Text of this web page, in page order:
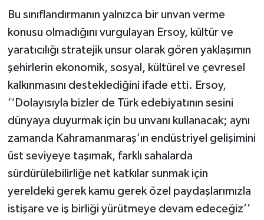
Bu sınıflandırmanın yalnızca bir unvan verme
konusu olmadığını vurgulayan Ersoy, kültür ve
yaratıcılığı stratejik unsur olarak gören yaklaşımın
şehirlerin ekonomik, sosyal, kültürel ve çevresel
kalkınmasını desteklediğini ifade etti. Ersoy,
‘‘Dolayısıyla bizler de Türk edebiyatının sesini
dünyaya duyurmak için bu unvanı kullanacak; aynı
zamanda Kahramanmaraş’ın endüstriyel gelişimini
üst seviyeye taşımak, farklı sahalarda
sürdürülebilirliğe net katkılar sunmak için
yereldeki gerek kamu gerek özel paydaşlarımızla
istişare ve iş birliği yürütmeye devam edeceğiz’’